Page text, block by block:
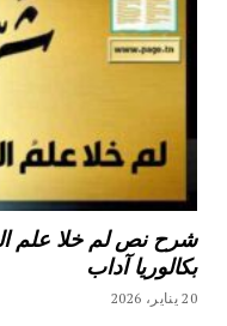
شرح نص لم خلا علم
بكالوريا آداب
20 يناير، 2026